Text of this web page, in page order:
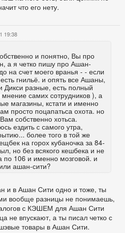
что его нету.
19:38
и понятно, Вы про
а я четко пишу про Ашан-
на счет моего вранья - - если
гнильё. и опять все Ашаны,
Дикси разные, есть полный
мнение самих сотрудников ), а
магазины, кстати и именно
просто поцапатьса охота. но
собственно хотьса.
ездить с самого утра,
более того в той же
на горох кубаночка за 84-
но без всякого кешбека и не
по 106 и именно мозговой. и
ашан-сити?
и в Ашан Сити одно и тоже, ты
вообще разницы не понимаешь,
с КЭШЕМ для Ашан Сити
не впускают, а ты писал четко с
товары в Ашан Сити.